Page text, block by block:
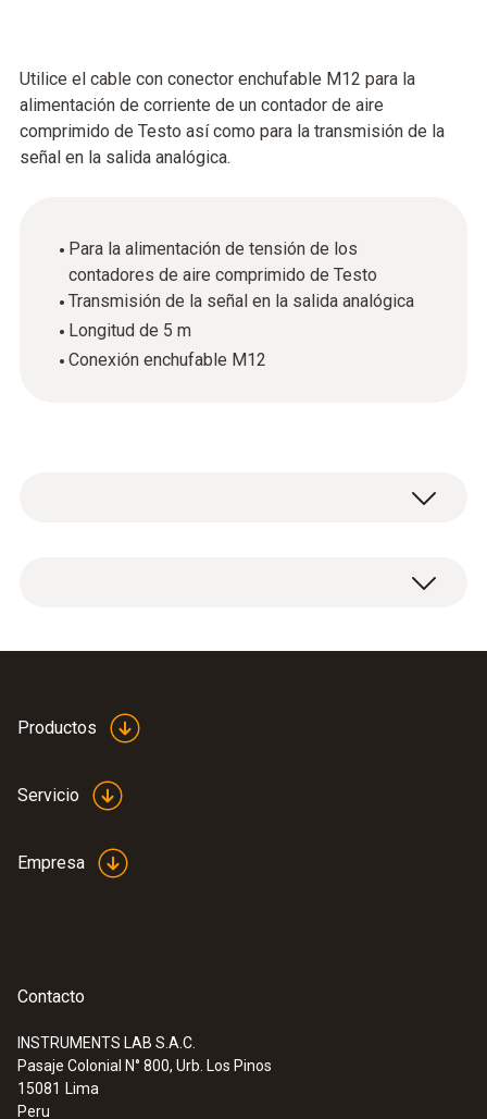
Utilice el cable con conector enchufable M12 para la
alimentación de corriente de un contador de aire
comprimido de Testo así como para la transmisión de la
señal en la salida analógica.
Para la alimentación de tensión de los
contadores de aire comprimido de Testo
Transmisión de la señal en la salida analógica
Longitud de 5 m
Conexión enchufable M12
:0555 6451
Productos
Servicio
Empresa
Contacto
INSTRUMENTS LAB S.A.C.
Pasaje Colonial N° 800, Urb. Los Pinos
15081 Lima
Peru